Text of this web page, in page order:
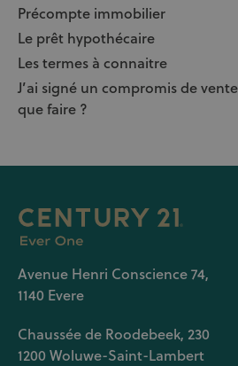
Précompte immobilier
Le prêt hypothécaire
Les termes à connaitre
J’ai signé un compromis de
que faire ?
Avenue Henri Conscience 74,
1140 Evere
Chaussée de Roodebeek, 230
1200 Woluwe-Saint-Lambert